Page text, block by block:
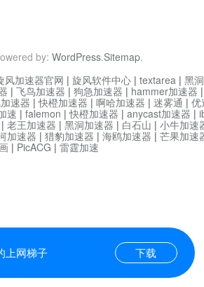
by: WordPress.Sitemap.
上网梯子 下载
风加速器官网 | 旋风软件中心 | textarea | 黑
| 飞鸟加速器 | 狗急加速器 | hammer加速器
速器 |快橙加速器 | 啊哈加速器 | 迷雾通 | 优
速 | falemon |快橙加速器 | anycast加速器 |
| 老王加速器 | 黑洞加速器 | 白石山 | 小牛加速
加速器 | 猎豹加速器 | 海鸥加速器 | 芒果加速
| PicACG | 雷霆加速